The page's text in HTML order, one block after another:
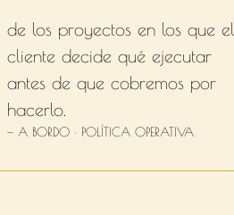
de los proyectos en los que el
cliente decide qué ejecutar
antes de que cobremos por
hacerlo.
— A BORDO · POLÍTICA OPERATIVA